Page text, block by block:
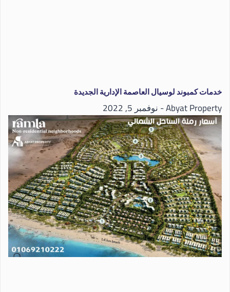
خدمات كمبوند لوسيال العاصمة الإدارية الجديدة
Abyat Property نوفمبر 5, 2022